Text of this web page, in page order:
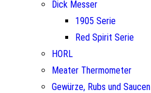
Dick Messer
1905 Serie
Red Spirit Serie
HORL
Meater Thermometer
Gewürze, Rubs und Saucen